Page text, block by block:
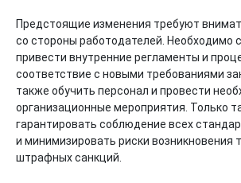
Предстоящие изменения требуют
со стороны работодателей. Необходимо
привести внутренние регламенты и
соответствие с новыми требованиями
также обучить персонал и провести
организационные мероприятия. Только
гарантировать соблюдение всех
и минимизировать риски возникновения
штрафных санкций.